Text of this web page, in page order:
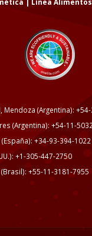
Mendoza (Argentina):
(Argentina): +54-11-
+34-93-394-1022
+1-305-447-2750
+55-11-3181-7955